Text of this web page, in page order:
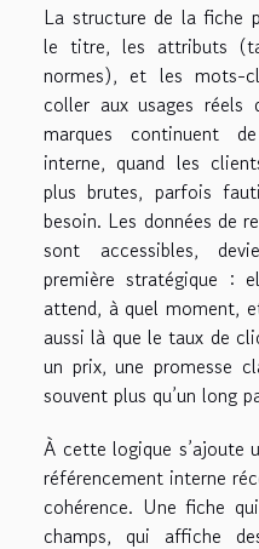
La structure de la fiche
le titre, les attributs
normes), et les mots-
coller aux usages réels
marques continuent
interne, quand les
plus brutes, parfois
besoin. Les données de
sont accessibles,
première stratégique :
attend, à quel moment,
aussi là que le taux de
un prix, une promesse
souvent plus qu’un long
À cette logique s’ajoute
référencement interne
cohérence. Une fiche
champs, qui affiche